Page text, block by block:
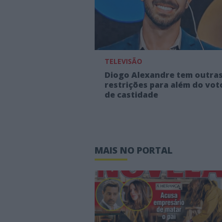
TELEVISÃO
Diogo Alexandre tem
restrições para além do
de castidade
MAIS NO PORTAL